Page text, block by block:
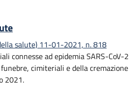
salute) 11-01-2021, n. 818
connesse ad epidemia SARS-CoV-2
cimiteriali e della cremazione
2021.